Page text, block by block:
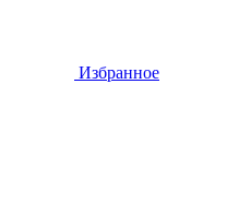
Избранное